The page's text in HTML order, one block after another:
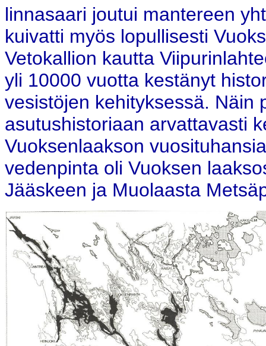
linnasaari joutui mantereen
kuivatti myös lopullisesti
Vetokallion kautta
yli 10000 vuotta kestänyt
vesistöjen kehityksessä. Näin
asutushistoriaan arvattavasti
Vuoksenlaakson
vedenpinta oli Vuoksen
Jääskeen ja Muolaasta